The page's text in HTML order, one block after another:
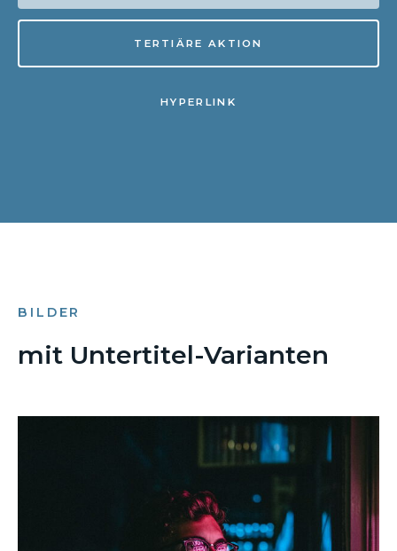
TERTIÄRE AKTION
HYPERLINK
BILDER
mit Untertitel-Varianten